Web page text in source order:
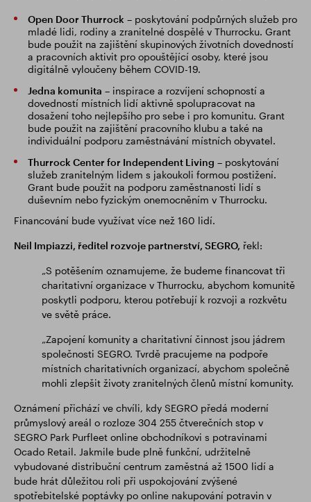
Open Door Thurrock – poskytování podpůrných služeb pro
mladé lidi, rodiny a zranitelné dospělé v Thurrocku. Grant
bude použit na zajištění skupinových životních dovedností
a pracovních aktivit pro opouštějící osoby, které jsou
digitálně vyloučeny během COVID-19.
Jedna komunita – inspirace a rozvíjení schopností a
dovedností místních lidí aktivně spolupracovat na
dosažení toho nejlepšího pro sebe i pro komunitu. Grant
bude použit na zajištění pracovního klubu a také na
individuální podporu zaměstnávání místních obyvatel.
Thurrock Center for Independent Living – poskytování
služeb zranitelným lidem s jakoukoli formou postižení.
Grant bude použit na podporu zaměstnanosti lidí s
duševním nebo fyzickým onemocněním v Thurrocku.
Financování bude využívat více než 160 lidí.
Neil Impiazzi, ředitel rozvoje partnerství, SEGRO, řekl:
„S potěšením oznamujeme, že budeme financovat tři
charitativní organizace v Thurrocku, abychom komunitě
poskytli podporu, kterou potřebují k rozvoji a rozkvětu
ve světě práce.
„Zapojení komunity a charitativní činnost jsou jádrem
společnosti SEGRO. Tvrdě pracujeme na podpoře
místních charitativních organizací, abychom společně
mohli zlepšit životy zranitelných členů místní komunity.
Oznámení přichází ve chvíli, kdy SEGRO předá moderní
průmyslový areál o rozloze 304 255 čtverečních stop v
SEGRO Park Purfleet online obchodníkovi s potravinami
Ocado Retail. Jakmile bude plně funkční, udržitelně
vybudované distribuční centrum zaměstná až 1500 lidí a
bude hrát důležitou roli při uspokojování zvýšené
spotřebitelské poptávky po online nakupování potravin v